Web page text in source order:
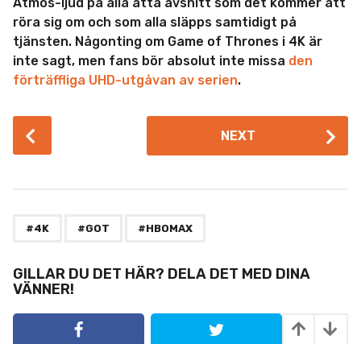
röra sig om och som alla släpps samtidigt på
tjänsten. Någonting om Game of Thrones i 4K är
inte sagt, men fans bör absolut inte missa den
förträffliga UHD-utgåvan av serien.
o
i
n
a
NEXT
#4K #GOT #HBOMAX
GILLAR DU DET HÄR? DELA DET MED DINA
VÄNNER!